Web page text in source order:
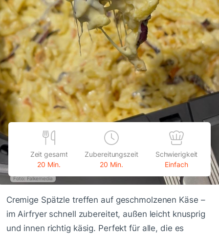
Foto: Falkemedia
Zeit gesamt
20 Min.
Zubereitungszeit
20 Min.
Schwierigkeit
Einfach
Cremige Spätzle treffen auf geschmolzenen Käse –
im Airfryer schnell zubereitet, außen leicht knusprig
und innen richtig käsig. Perfekt für alle, die es